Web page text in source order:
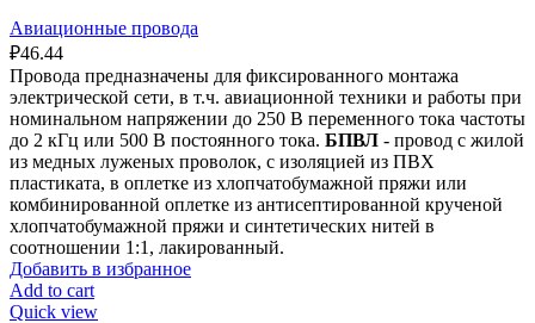
Авиационные провода
₽46.44
Провода предназначены для фиксированного монтажа
электрической сети, в т.ч. авиационной техники и работы при
номинальном напряжении до 250 В переменного тока частоты
до 2 кГц или 500 В постоянного тока. БПВЛ - провод с жилой
из медных луженых проволок, с изоляцией из ПВХ
пластиката, в оплетке из хлопчатобумажной пряжи или
комбинированной оплетке из антисептированной крученой
хлопчатобумажной пряжи и синтетических нитей в
соотношении 1:1, лакированный.
Добавить в избранное
Add to cart
Quick view